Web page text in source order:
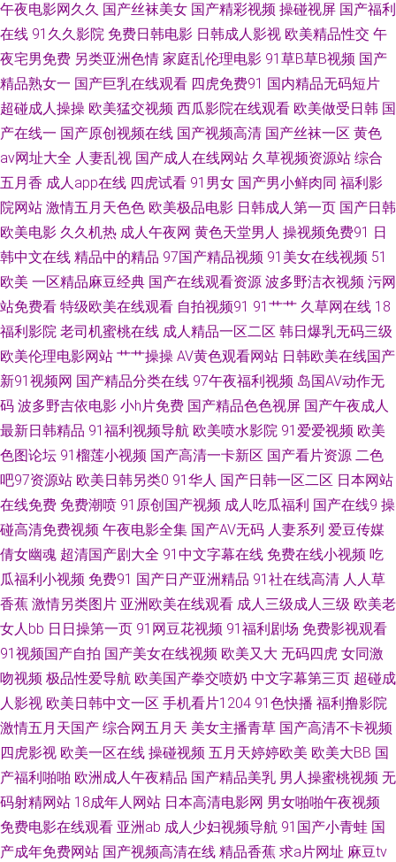
黄专用网站 91TS在线 91p最新网址 伊人狠狠干 影音AV资源站 91天堂网 91
青娱夫妻 97资源 AA级黄色网 WWW曰逼 岛国A片 精品国内久久 久久狼友社
久久精品青青草 黄色废料91 国产干逼视频 久久肏你 老师美女丝袜啪啪 久草
精品电影 海角久9高清精品 欧美无毒在线 日本后入视频 日韩成人大片 日韩A
视频论坛 欧美性交A片 亚洲激情导航 伊人成人在线网 91国产孕妇 91视频网
站免费 成人社区AV 韩国av啪啪 老湿机app 欧美老女人 人人摸97视频 日韩有
夜伦理在线 四虎午夜剧场 日韩成人剧场 日韩视频 人妻诱惑影院 欧美海外a
老司机午夜成人 久草国产牛牛视频 人妖另类区 天天肏屄一网 亚洲天堂第一
网 av成人资源站 午夜剧场福利姬 岛国色情av 欧美海外a 91黄色直播网站 国
内精品夜夜操 五月久久福利 久久伊人导 超碰熟女人人 亚洲东方AV 欧美日逼
视频 日韩精品四区 人人爱肏屄 欧美东方夜午一区 老司机激情福利 久久嫩草
免费看 日韩一级视频 亚洲伦理自拍 97资源网 国产在线第一页 超碰黑美女
亚洲成人福利导航 操逼四91 欧日韩aa 大香蕉玖玖乐 91在线porn 福利网址
精品视频99 另类国产在线 欧美小性爱 欧美人视频 美女一级aa 老湿激情影院
欧美美女内射 欧美AA毛片 狼友导航主页 日韩精品一 国产成人伊人 97超碰
人人操射 偷拍亚洲色图 超碰96 日本毛茸茸的少妇 东京热日韩有码 欧美毛片
A级 18香蕉 日韩综合色 超碰操操 日韩偷拍网 91社在线视频 韩国视频HDAV
日韩AV资源网 操少妇射精 美女被草网站 亚洲女人天堂在线 国产一起色 啊v
午夜电影网久久 国产丝袜美女 国产精彩视频 操碰视屏 国产福利
在线 91久久影院 免费日韩电影 日韩成人影视 欧美精品性交 午
夜宅男免费 另类亚洲色情 家庭乱伦理电影 91草B草B视频 国产
精品熟女一 国产巨乳在线观看 四虎免费91 国内精品无码短片
超碰成人操操 欧美猛交视频 西瓜影院在线观看 欧美做受日韩 国
产在线一 国产原创视频在线 国产视频高清 国产丝袜一区 黄色
av网址大全 人妻乱视 国产成人在线网站 久草视频资源站 综合
五月香 成人app在线 四虎试看 91男女 国产男小鲜肉同 福利影
院网站 激情五月天色色 欧美极品电影 日韩成人第一页 国产日韩
欧美电影 久久机热 成人午夜网 黄色天堂男人 操视频免费91 日
韩中文在线 精品中的精品 97国产精品视频 91美女在线视频 51
欧美 一区精品麻豆经典 国产在线观看资源 波多野洁衣视频 污网
站免费看 特级欧美在线观看 自拍视频91 91艹艹 久草网在线 18
福利影院 老司机蜜桃在线 成人精品一区二区 韩日爆乳无码三级
欧美伦理电影网站 艹艹操操 AV黄色观看网站 日韩欧美在线国产
新91视频网 国产精品分类在线 97午夜福利视频 岛国AV动作无
码 波多野吉依电影 小h片免费 国产精品色色视屏 国产午夜成人
最新日韩精品 91福利视频导航 欧美喷水影院 91爱爱视频 欧美
色图论坛 91榴莲小视频 国产高清一卡新区 国产看片资源 二色
吧97资源站 欧美日韩另类0 91华人 国产日韩一区二区 日本网站
在线免费 免费潮喷 91原创国产视频 成人吃瓜福利 国产在线9 操
碰高清免费视频 午夜电影全集 国产AV无码 人妻系列 爱豆传媒
倩女幽魂 超清国产剧大全 91中文字幕在线 免费在线小视频 吃
瓜福利小视频 免费91 国产日产亚洲精品 91社在线高清 人人草
香蕉 激情另类图片 亚洲欧美在线观看 成人三级成人三级 欧美老
女人bb 日日操第一页 91网豆花视频 91福利剧场 免费影视观看
91视频国产自拍 国产美女在线视频 欧美又大 无码四虎 女同激
吻视频 极品性爱导航 欧美国产拳交喷奶 中文字幕第三页 超碰成
人影视 欧美日韩中文一区 手机看片1204 91色快播 福利撸影院
激情五月天国产 综合网五月天 美女主播青草 国产高清不卡视频
四虎影视 欧美一区在线 操碰视频 五月天婷婷欧美 欧美大BB 国
产福利啪啪 欧洲成人午夜精品 国产精品美乳 男人操蜜桃视频 无
码射精网站 18成年人网站 日本高清电影网 男女啪啪午夜视频
免费电影在线观看 亚洲ab 成人少妇视频导航 91国产小青蛙 国
产成年免费网站 国产视频高清在线 精品香蕉 求a片网址 麻豆tv